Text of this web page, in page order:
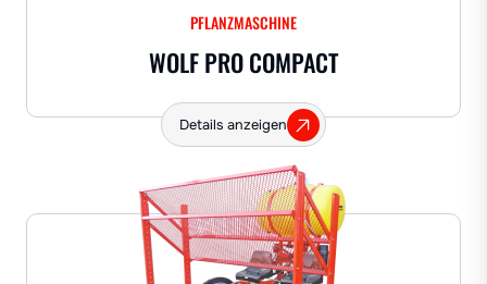
PFLANZMASCHINE
WOLF PRO COMPACT
Details anzeigen